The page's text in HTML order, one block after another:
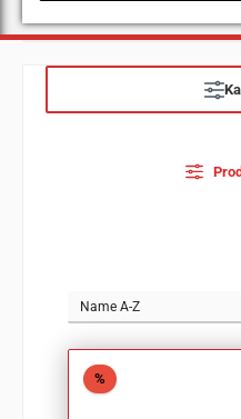
%Rabatt